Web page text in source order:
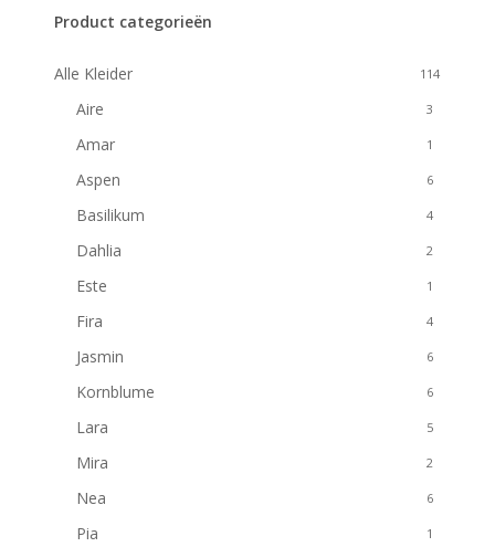
Product categorieën
Alle Kleider 114
Aire 3
Amar 1
Aspen 6
Basilikum 4
Dahlia 2
Este 1
Fira 4
Jasmin 6
Kornblume 6
Lara 5
Mira 2
Nea 6
Pia 1